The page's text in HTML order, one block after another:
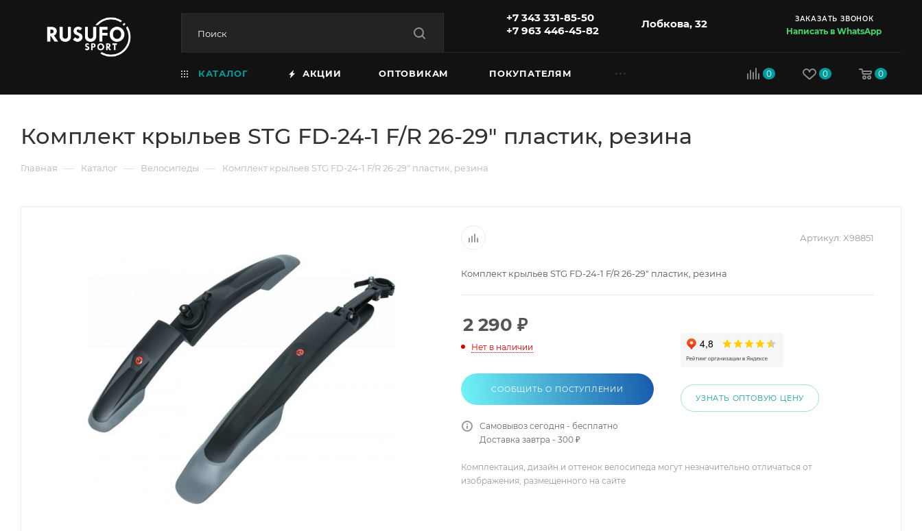
+7 343 331-85-50
+7 963 446-45-82
Лобкова, 32 ЗАКАЗАТЬ ЗВОНОК
Написать в WhatsApp
0 0 0
КАТАЛОГ АКЦИИ ОПТОВИКАМ ПОКУПАТЕЛЯМ
Комплект крыльев STG FD-24-1 F/R 26-29" пластик, резина
Главная — Каталог — Велосипеды — Комплект крыльев STG FD-24-1 F/R 26-29" пластик, резина
Артикул: X98851
Комплект крыльев STG FD-24-1 F/R 26-29" пластик, резина
2 290 ₽
Нет в наличии
СООБЩИТЬ О ПОСТУПЛЕНИИ
Самовывоз сегодня - бесплатно
Доставка завтра - 300 ₽
УЗНАТЬ ОПТОВУЮ ЦЕНУ
Комплектация, дизайн и оттенок велосипеда могут незначительно отличаться от
изображения, размещенного на сайте